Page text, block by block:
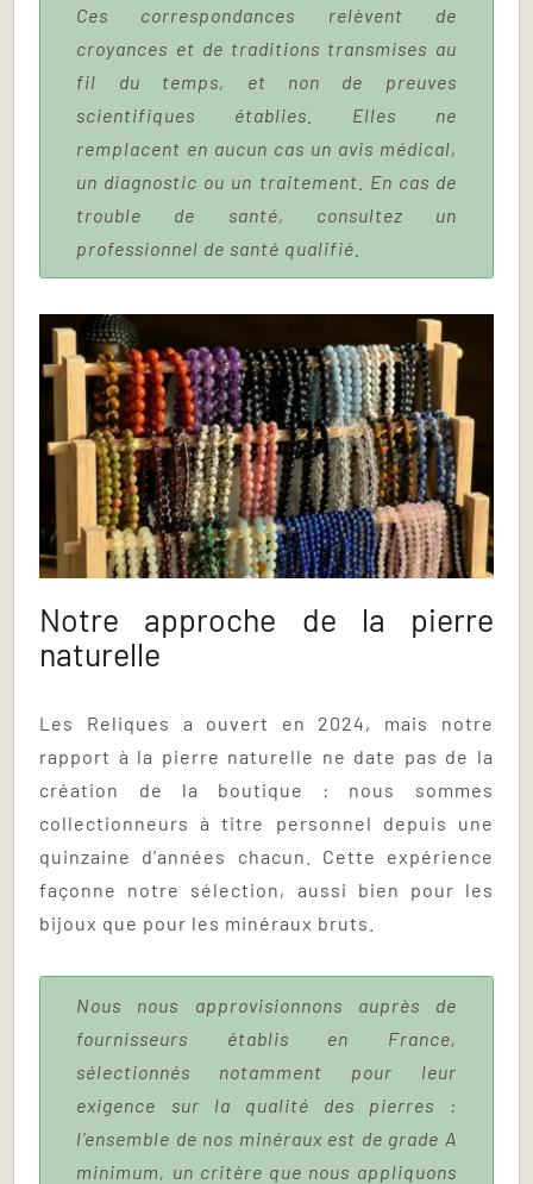
Ces correspondances relèvent de
croyances et de traditions transmises au
fil du temps, et non de preuves
scientifiques établies. Elles ne
remplacent en aucun cas un avis médical,
un diagnostic ou un traitement. En cas de
trouble de santé, consultez un
professionnel de santé qualifié.
Notre approche de la pierre
naturelle
Les Reliques a ouvert en 2024, mais notre
rapport à la pierre naturelle ne date pas de la
création de la boutique : nous sommes
collectionneurs à titre personnel depuis une
quinzaine d’années chacun. Cette expérience
façonne notre sélection, aussi bien pour les
bijoux que pour les minéraux bruts.
Nous nous approvisionnons auprès de
fournisseurs établis en France,
sélectionnés notamment pour leur
exigence sur la qualité des pierres :
l’ensemble de nos minéraux est de grade A
minimum, un critère que nous appliquons